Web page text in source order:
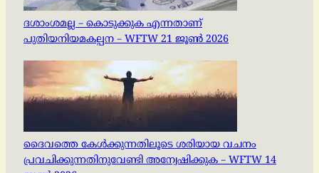
ദശാംശമല്ല – കൊടുക്കുക എന്നതാണ്
പുതിയനിയമകല്പന – WFTW 21 ജൂൺ 2026
ദൈവത്തെ കേൾക്കുന്നതിലൂടെ ശരിയായ വചനം
പ്രവചിക്കുന്നതിനുവേണ്ടി അന്വേഷിക്കുക – WFTW 14